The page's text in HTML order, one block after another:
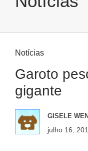
Notícias
Garoto
gigante
GISELE
julho 16,